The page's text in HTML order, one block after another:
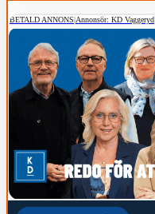
BETALD ANNONS|Annonsör: KD Vaggeryd